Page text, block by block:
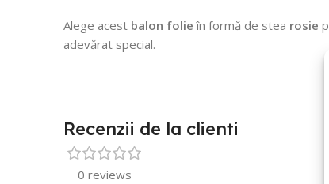
Alege acest balon folie în formă de stea rosie
adevărat special.
Recenzii de la clienti
0 reviews